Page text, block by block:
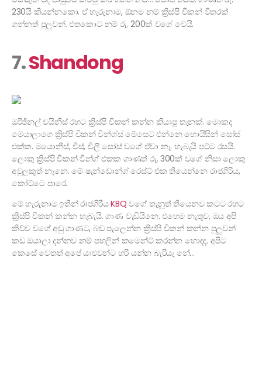
230යි කියන්නකො. ඒ හැරුනාම, ඕනම නම් ක්‍රිස්පි චිකන් විතරක්
ගන්නත් පුලුවන්. එතකොට නම් රු. 200ක් වගේ වෙයි.
7.Shandong
ඔරිජිනල් චයිනීස් රහට ක්‍රිස්පි චිකන් කන්න කියාපු තැනක්. මොකද
මෙයාලාගෙ ක්‍රිස්පි චිකන් වින්ග්ස් මේසෙට එන්නෙ හොයිසින් සෝස්
එක්ක. මයොනීස්, චීස්, චිලී සෝස් වගේ ඒවා නෑ. හැබැයි පට්ට රසයි.
ලොකු ක්‍රිස්පි චිකන් වින්ග් එකක ගාණත් රු. 300ක් වගේ නිසා ලොකු
අවුලකුත් නෑනෙ. මේ ෂැන්ඩොන්ග් රෙස්ට් එක තියෙන්නෙ රාජගිරිය,
කෝට්ටෙ පාරෙ.
මේ හැරුනාම ඉතින් රාජගිරියKBQ වගේ තැනුත් තියෙනව කටට රහට
ක්‍රිස්පි චිකන් කන්න හැබැයි. ගාණ වැඩියිනෙ. එහෙම නැතුව, ඔය අපි
කිව්ව වගේ අඩු ගාණට, බඩ පැලෙන්න ක්‍රිස්පි චිකන් කන්න පුලුවන්
කඩ ඔයාලා දන්නව නම් පහලින් කමෙන්ට් කරන්න හොඳද. අපිට
කෙසේ වෙතත් අපේ යාළුවන්ට හරි යන්න බැරියැ නේ…